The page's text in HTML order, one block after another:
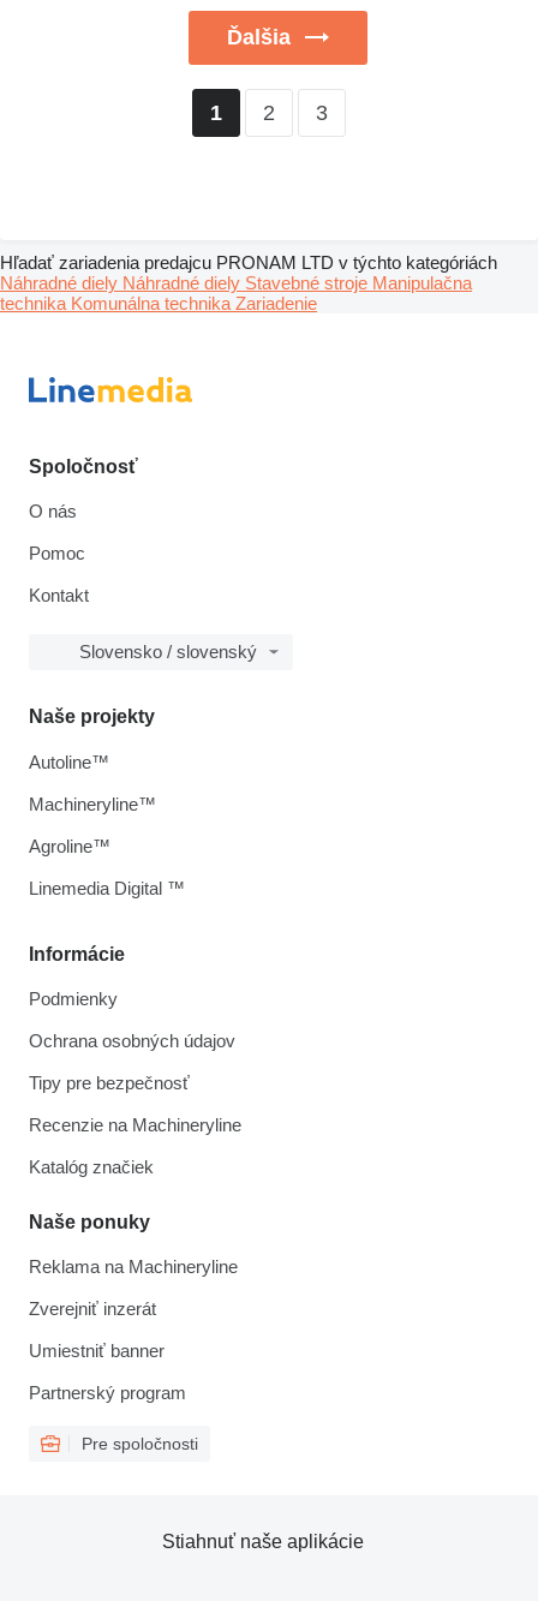
Ďalšia
1 2 3
Hľadať zariadenia predajcu PRONAM LTD v týchto kategóriách
Náhradné diely Náhradné diely Stavebné stroje Manipulačna
technika Komunálna technika Zariadenie
Spoločnosť
O nás
Pomoc
Kontakt
Slovensko / slovenský
Informácie
Podmienky
Ochrana osobných údajov
Tipy pre bezpečnosť
Recenzie na Machineryline
Katalóg značiek
Naše ponuky
Reklama na Machineryline
Zverejniť inzerát
Umiestniť banner
Partnerský program
Pre spoločnosti
Naše projekty
Autoline™
Machineryline™
Agroline™
Linemedia Digital ™
Stiahnuť naše aplikácie